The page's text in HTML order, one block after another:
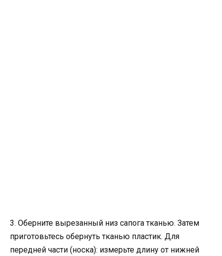
3. Оберните вырезанный низ сапога тканью. Затем
приготовьтесь обернуть тканью пластик. Для
передней части (носка): измерьте длину от нижней